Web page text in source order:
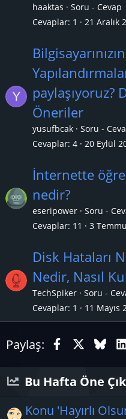
haaktas
Soru - Cevap
Cevaplar 1 21 Aralık
Y
paylaşıyoruz?
Öneriler
yusufbcak
Soru -
Cevaplar 4 20 Eylül
İnternette
nedir?
eseripower
Soru -
Cevaplar 11 3
Disk Hataları
Nedir, Nasıl
TechSpiker
Soru -
Cevaplar 1 11 Mayıs
Paylaş: Facebook
X
Bu Hafta Öne
Konu 'Hayırlı